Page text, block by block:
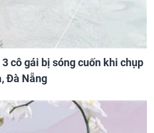
cô gái bị sóng cuốn khi chụp
Đà Nẵng